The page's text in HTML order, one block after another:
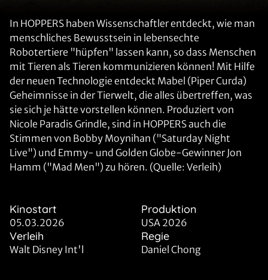
In HOPPERS haben Wissenschaftler entdeckt, wie man
menschliches Bewusstsein in lebensechte
Robotertiere "hüpfen" lassen kann, so dass Menschen
mit Tieren als Tieren kommunizieren können! Mit Hilfe
der neuen Technologie entdeckt Mabel (Piper Curda)
Geheimnisse in der Tierwelt, die alles übertreffen, was
sie sich je hätte vorstellen können. Produziert von
Nicole Paradis Grindle, sind in HOPPERS auch die
Stimmen von Bobby Moynihan ("Saturday Night
Live") und Emmy- und Golden Globe-Gewinner Jon
Hamm ("Mad Men") zu hören. (Quelle: Verleih)
Kinostart
05.03.2026
Produktion
USA 2026
Verleih
Walt Disney Int'l
Regie
Daniel Chong